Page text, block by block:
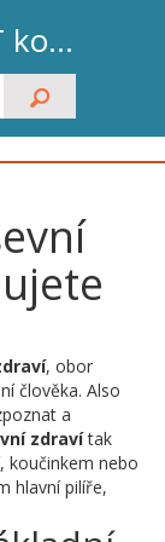
Psychoterapie a EFT koučink
, obor
člověka. Also
a
zdravítak
koučinkem nebo
hlavní pilíře,